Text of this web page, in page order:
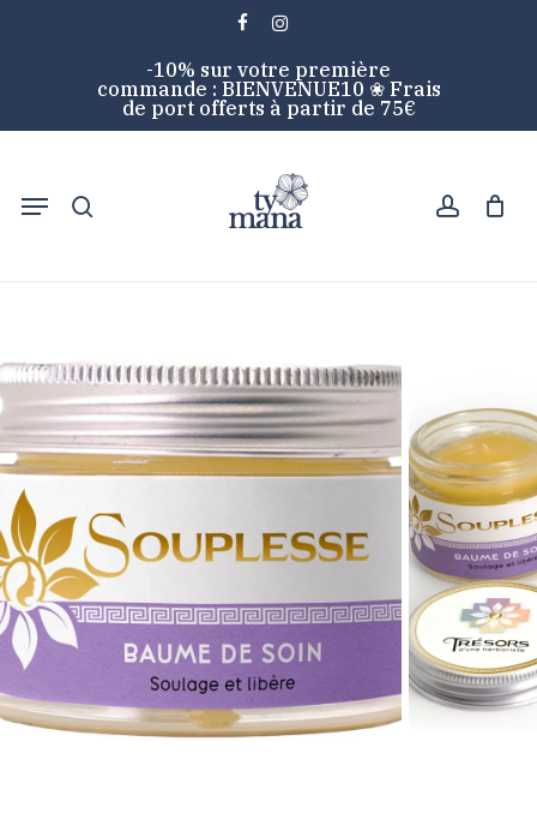
facebookinstagram
-10% sur votre première
commande : BIENVENUE10 ❀ Frais
de port offerts à partir de 75€
Menu
Cart
Accueil Soins corps Baume
Baume corps –